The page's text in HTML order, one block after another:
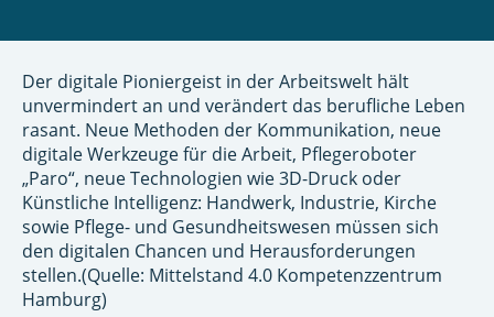
Der digitale Pioniergeist in der Arbeitswelt hält
unvermindert an und verändert das berufliche Leben
rasant. Neue Methoden der Kommunikation, neue
digitale Werkzeuge für die Arbeit, Pflegeroboter
„Paro“, neue Technologien wie 3D-Druck oder
Künstliche Intelligenz: Handwerk, Industrie, Kirche
sowie Pflege- und Gesundheitswesen müssen sich
den digitalen Chancen und Herausforderungen
stellen.(Quelle: Mittelstand 4.0 Kompetenzzentrum
Hamburg)